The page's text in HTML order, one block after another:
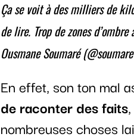
Ça se voit à des milliers de
de lire. Trop de zones
Ousmane Soumaré
En effet, son ton mal
de raconter des faits
nombreuses choses